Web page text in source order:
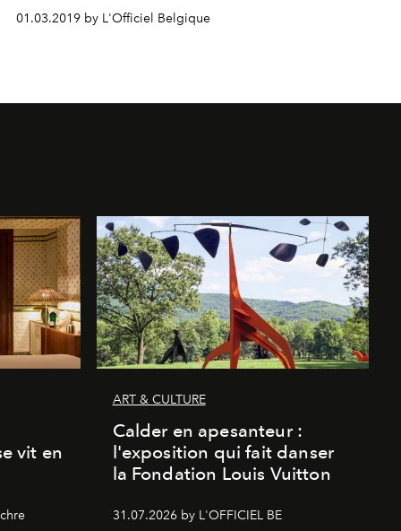
01.03.2019 by L'Officiel Belgique
vit en
ART & CULTURE
Calder en apesanteur :
l'exposition qui fait danser
la Fondation Louis Vuitton
31.07.2026 by L'OFFICIEL BE